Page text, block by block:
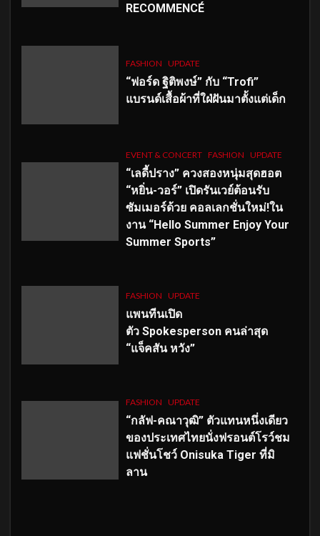
RECOMMENCÉ
FASHION UPDATE
“ฟอร์ด ฐิติพงษ์” กับ “Trofi”
แบรนด์เสื้อผ้าที่ใฝ่ฝันมาตั้งแต่เด็ก
EVENT & CONCERT FASHION UPDATE
“เลดี้ปราง” ควงสองหนุ่มสุดฮอต
“หยิ่น-วอร์” เปิดรันเวย์ต้อนรับ
ซัมเมอร์ด้วย คอลเลกชั่นใหม่!ใน
งาน “Hello Summer Enjoy Your
Summer Sports”
FASHION UPDATE
แพนทีนเปิด
ตัว Spokesperson คนล่าสุด
“แจ็คสัน หวัง”
FASHION UPDATE
“กลัฟ-คณาวุฒิ” ตัวแทนหนึ่งเดียว
ของประเทศไทยนั่งฟรอนต์โรว์ชม
แฟชั่นโชว์ Onisuka Tiger ที่มิ
ลาน